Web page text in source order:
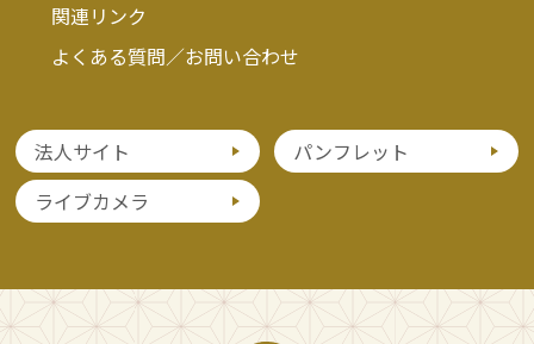
関連リンク
よくある質問／お問い合わせ
法人サイト
パンフレット
ライブカメラ